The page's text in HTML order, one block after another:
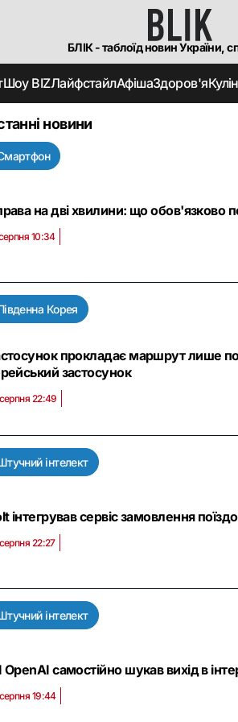
БЛІК - таблоїд новин України,
Шоу BIZЛайфстайлАфішаЗдоров'я
новини
на дві хвилини: що обов'язково
10:34
Корея
прокладає маршрут лише
застосунок
22:49
інтелект
інтегрував сервіс замовлення
22:27
інтелект
OpenAI самостійно шукав вихід в
19:44